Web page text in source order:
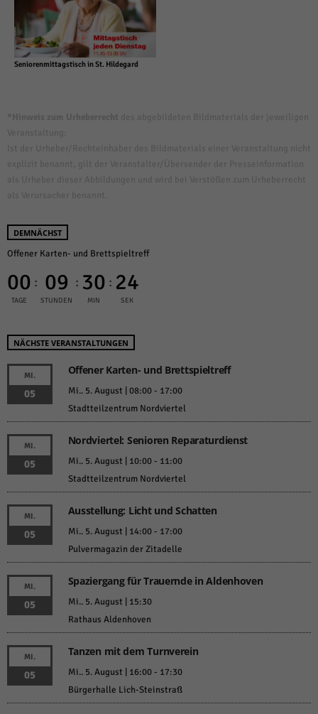
Seniorenmittagstisch in St. Hildegard
DEMNÄCHST
Offener Karten- und Brettspieltreff
00
TAGE
: 09
STUNDEN
: 30
MIN
: 24
SEK
NÄCHSTE VERANSTALTUNGEN
MI.
05
Offener Karten- und Brettspieltreff
Mi.. 5. August | 08:00- 17:00
Stadtteilzentrum Nordviertel
MI.
05
Nordviertel: Senioren Reparaturdienst
Mi.. 5. August | 10:00- 11:00
Stadtteilzentrum Nordviertel
MI.
05
Ausstellung: Licht und Schatten
Mi.. 5. August | 14:00- 17:00
Pulvermagazin der Zitadelle
MI.
05
Spaziergang für Trauernde in Aldenhoven
Mi.. 5. August | 15:30
Rathaus Aldenhoven
MI.
05
Tanzen mit dem Turnverein
Mi.. 5. August | 16:00- 17:30
Bürgerhalle Lich-Steinstraß